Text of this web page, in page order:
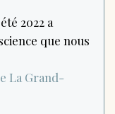
2022 a
que nous
La Grand-